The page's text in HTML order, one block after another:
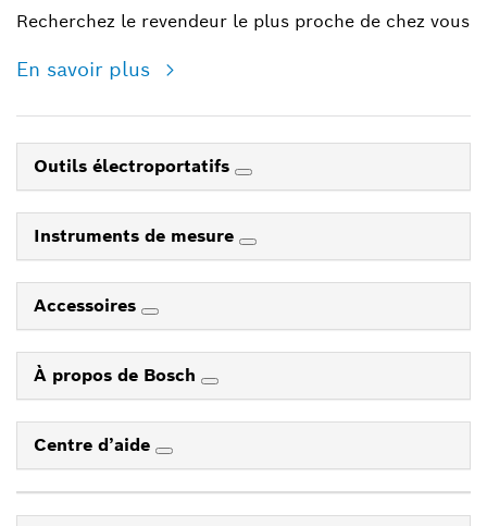
Recherchez le revendeur le plus proche de chez vous
En savoir plus
Outils électroportatifs
Instruments de mesure
Accessoires
À propos de Bosch
Centre d’aide